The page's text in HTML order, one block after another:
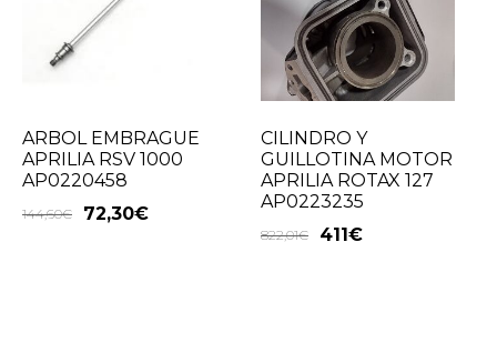
ARBOL EMBRAGUE
APRILIA RSV 1000
AP0220458
144,60€ 72,30€
CILINDRO Y
GUILLOTINA MOTOR
APRILIA ROTAX 127
AP0223235
822,01€ 411€